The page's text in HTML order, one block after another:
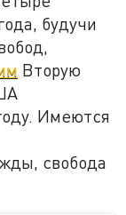
будучи
Вторую
Имеются
свобода